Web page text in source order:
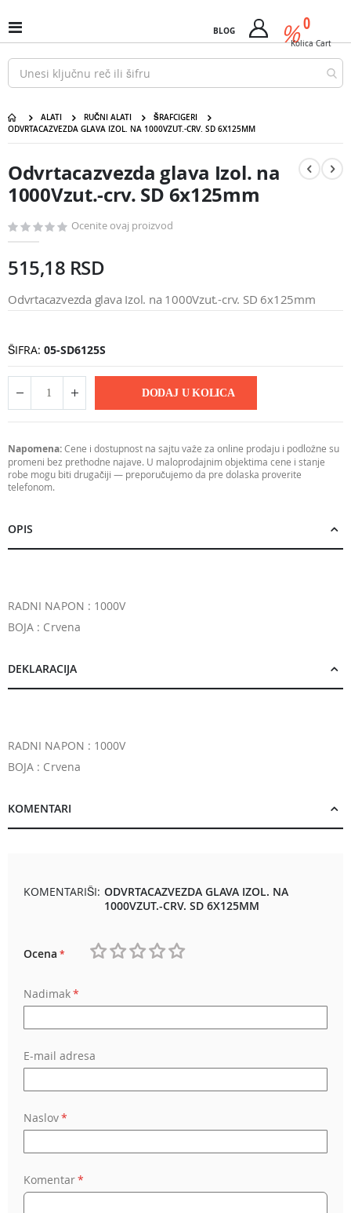
na
sadržaj
Uključi
/
isključi
Nav
BLOG %
Cart 0
Kolica Cart
ALATI RUČNI ALATI
ŠRAFCIGERI
ODVRTACAZVEZDA GLAVA IZOL. NA 1000VZUT.-CRV. SD 6X125MM
kraj
galerije
slika
Odvrtacazvezda glava Izol. na 1000Vzut.-crv. SD 6x125mm
početak
galerije
slika
Odvrtacazvezda glava Izol. na
1000Vzut.-crv. SD 6x125mm
Ocenite ovaj proizvod
515,18 RSD
Odvrtacazvezda glava Izol. na 1000Vzut.-crv. SD 6x125mm
ŠIFRA 05-SD6125S
DODAJ U KOLICA
Napomena:Cene i dostupnost na sajtu važe za online prodaju i podložne su
promeni bez prethodne najave. U maloprodajnim objektima cene i stanje
robe mogu biti drugačiji — preporučujemo da pre dolaska proverite
telefonom.
OPIS
RADNI NAPON : 1000V
BOJA : Crvena
DEKLARACIJA
RADNI NAPON : 1000V
BOJA : Crvena
KOMENTARI
KOMENTARIŠI: ODVRTACAZVEZDA GLAVA IZOL. NA
1000VZUT.-CRV. SD 6X125MM
Ocena
Nadimak
E-mail adresa
Naslov
Komentar